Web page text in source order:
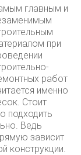
главным и
при
работ
именно
Стоит
подходить
Ведь
зависит
конструкции.